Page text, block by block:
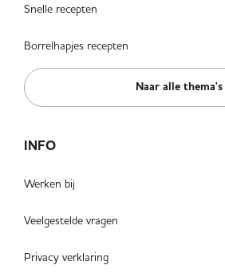
Snelle recepten
Borrelhapjes recepten
Naar alle thema's
INFO
Werken bij
Veelgestelde vragen
Privacy verklaring